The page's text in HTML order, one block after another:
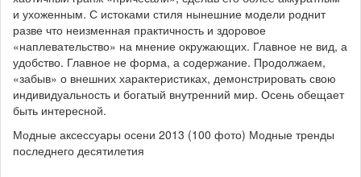
и ухоженным. С истоками стиля нынешние модели роднит
разве что неизменная практичность и здоровое
«наплевательство» на мнение окружающих. Главное не вид, а
удобство. Главное не форма, а содержание. Продолжаем,
«забыв» о внешних характеристиках, демонстрировать свою
индивидуальность и богатый внутренний мир. Осень обещает
быть интересной.
Модные аксессуары осени 2013 (100 фото) Модные тренды
последнего десятилетия